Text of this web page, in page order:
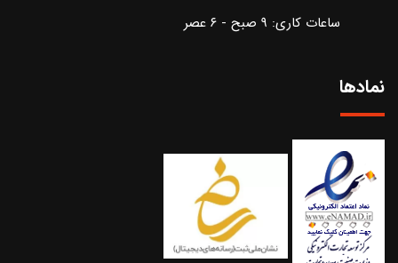
ساعات کاری: ۹ صبح - ۶ عصر
نمادها